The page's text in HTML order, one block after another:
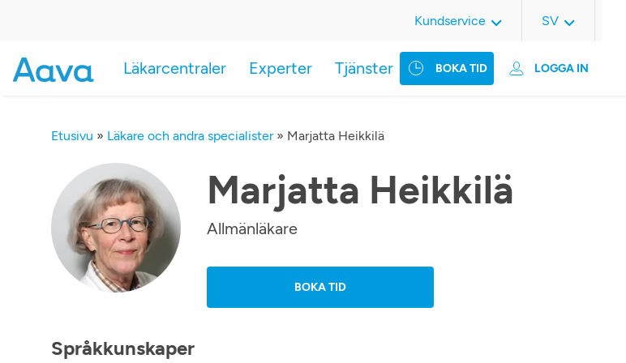
BOKA TID LOGGA IN
Läkarcentraler Experter Tjänster
Kundservice SV
Etusivu » Läkare och andra specialister» Marjatta Heikkilä
Marjatta Heikkilä
Allmänläkare
BOKA TID
Språkkunskaper